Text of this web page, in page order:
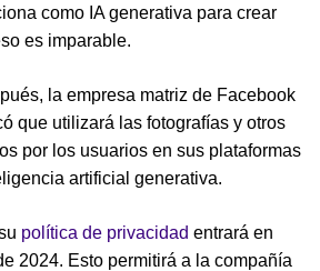
como IA generativa para crear
es imparable.
la empresa matriz de Facebook
que utilizará las fotografías y otros
por los usuarios en sus plataformas
artificial generativa.
política de privacidad entrará en
2024. Esto permitirá a la compañía